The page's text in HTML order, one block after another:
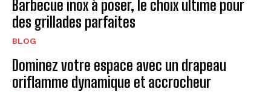
Barbecue inox à poser, le choix ultime pour
des grillades parfaites
BLOG
Dominez votre espace avec un drapeau
oriflamme dynamique et accrocheur